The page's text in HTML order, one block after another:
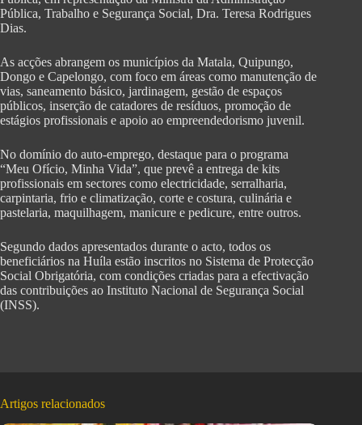
Pública, Trabalho e Segurança Social, Dra. Teresa Rodrigues
Dias.
As acções abrangem os municípios da Matala, Quipungo,
Dongo e Capelongo, com foco em áreas como manutenção de
vias, saneamento básico, jardinagem, gestão de espaços
públicos, inserção de catadores de resíduos, promoção de
estágios profissionais e apoio ao empreendedorismo juvenil.
No domínio do auto-emprego, destaque para o programa
“Meu Ofício, Minha Vida”, que prevê a entrega de kits
profissionais em sectores como electricidade, serralharia,
carpintaria, frio e climatização, corte e costura, culinária e
pastelaria, maquilhagem, manicure e pedicure, entre outros.
Segundo dados apresentados durante o acto, todos os
beneficiários na Huíla estão inscritos no Sistema de Protecção
Social Obrigatória, com condições criadas para a efectivação
das contribuições ao Instituto Nacional de Segurança Social
(INSS).
Artigos relacionados